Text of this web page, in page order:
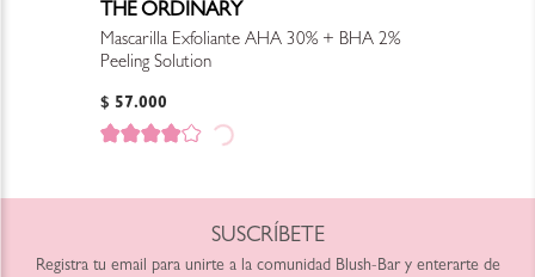
THE ORDINARY
Mascarilla Exfoliante AHA 30% + BHA 2%
Peeling Solution
$ 57.000
SUSCRÍBETE
Registra tu email para unirte a la comunidad Blush-Bar y enterarte de